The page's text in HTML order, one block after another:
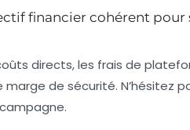
financier cohérent pour
directs, les frais de
de sécurité. N’hésitez